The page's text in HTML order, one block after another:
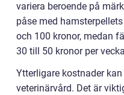
variera beroende på
påse med
och 100 kronor, medan
30 till 50 kronor per
Ytterligare kostnader
veterinärvård. Det är